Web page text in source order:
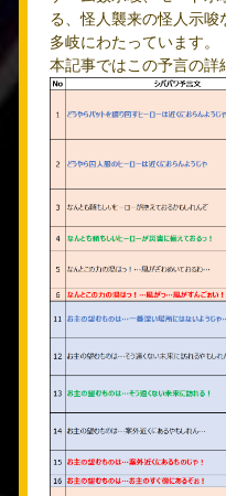
る、怪人襲来の怪人示唆
多岐にわたっています。
本記事ではこの予言の詳